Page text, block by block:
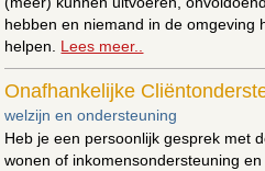
hebben en niemand in de omgeving
helpen. Lees meer..
Onafhankelijke
welzijn en ondersteuning
Heb je een persoonlijk gesprek met
wonen of inkomensondersteuning